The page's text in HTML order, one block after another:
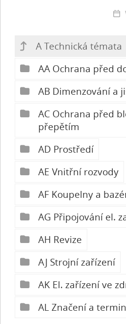
A Technická témata
AA Ochrana před
AB Dimenzování a
AC Ochrana před
přepětím
AD Prostředí
AE Vnitřní rozvody
AF Koupelny a
AG Připojování el.
AH Revize
AJ Strojní zařízení
AK El. zařízení ve
AL Značení a